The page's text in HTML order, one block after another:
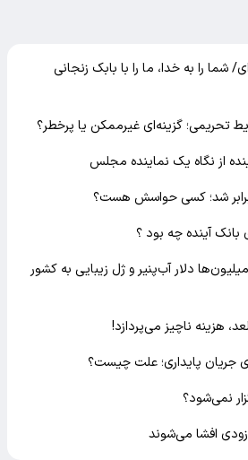
شما را به خدا، ما را با بابک زنجانی
تحریمی؛ گزینه‌ای غیرممکن یا پرخطر؟
از نگاه یک نماینده مجلس
بانک آینده چه بود ؟
دلار آب‌پنیر و ژل زیبایی به کشور
هزینه ناچیز می‌پردازد!
جریان پایداری؛ علت چیست؟
نمی‌شود؟
افشا می‌شوند